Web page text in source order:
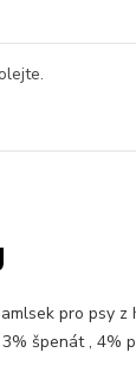
pro psy z
špenát , 4%